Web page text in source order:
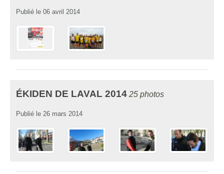
Publié le 06 avril 2014
ÉKIDEN DE LAVAL 2014 25 photos
Publié le 26 mars 2014